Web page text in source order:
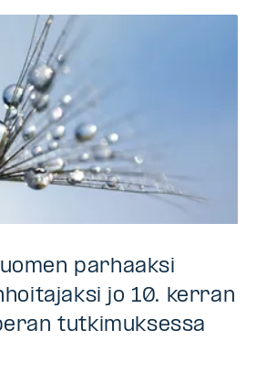
parhaaksi
jo 10. kerran
tutkimuksessa